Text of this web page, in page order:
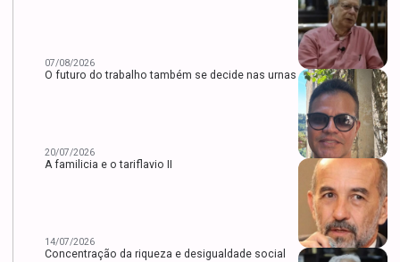
07/08/2026
O futuro do trabalho também se decide nas urnas
20/07/2026
A familicia e o tariflavio II
14/07/2026
Concentração da riqueza e desigualdade social